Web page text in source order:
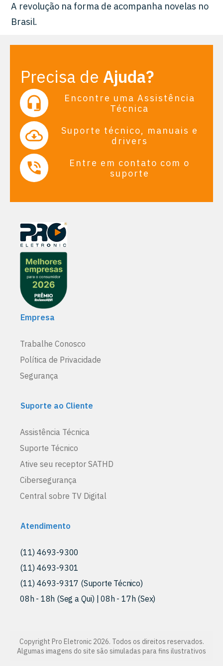
A revolução na forma de acompanha novelas no
Brasil.
Precisa de Ajuda?
Encontre uma Assistência
Técnica
Suporte técnico, manuais e
drivers
Entre em contato com o
suporte
Empresa
Trabalhe Conosco
Política de Privacidade
Segurança
Suporte ao Cliente
Assistência Técnica
Suporte Técnico
Ative seu receptor SATHD
Cibersegurança
Central sobre TV Digital
Atendimento
(11) 4693-9300
(11) 4693-9301
(11) 4693-9317 (Suporte Técnico)
08h - 18h (Seg a Qui) | 08h - 17h (Sex)
Copyright Pro Eletronic 2026. Todos os direitos reservados.
Algumas imagens do site são simuladas para fins ilustrativos